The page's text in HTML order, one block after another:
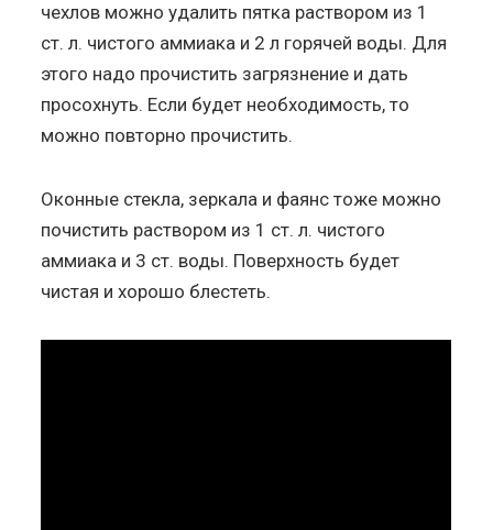
чехлов можно удалить пятка раствором из 1
ст. л. чистого аммиака и 2 л горячей воды. Для
этого надо прочистить загрязнение и дать
просохнуть. Если будет необходимость, то
можно повторно прочистить.
Оконные стекла, зеркала и фаянс тоже можно
почистить раствором из 1 ст. л. чистого
аммиака и 3 ст. воды. Поверхность будет
чистая и хорошо блестеть.